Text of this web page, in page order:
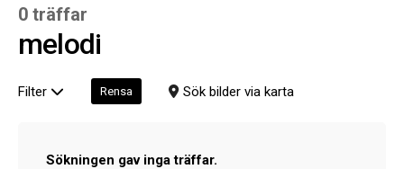
0 träffar
melodi
Filter Rensa Sök bilder via karta
Sökningen gav inga träffar.